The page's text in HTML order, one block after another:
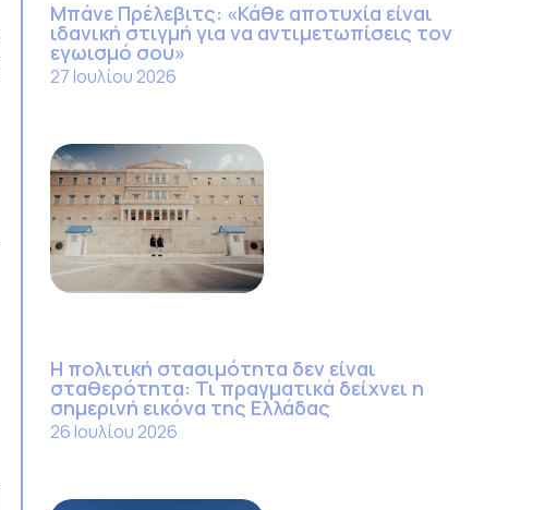
Μπάνε Πρέλεβιτς: «Κάθε αποτυχία είναι
ιδανική στιγμή για να αντιμετωπίσεις τον
εγωισμό σου»
27 Ιουλίου 2026
Η πολιτική στασιμότητα δεν είναι
σταθερότητα: Τι πραγματικά δείχνει η
σημερινή εικόνα της Ελλάδας
26 Ιουλίου 2026